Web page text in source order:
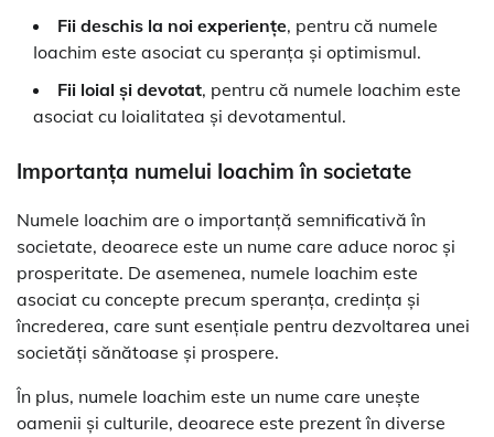
Fii deschis la noi experiențe, pentru că numele
Ioachim este asociat cu speranța și optimismul.
Fii loial și devotat, pentru că numele Ioachim este
asociat cu loialitatea și devotamentul.
Importanța numelui Ioachim în societate
Numele Ioachim are o importanță semnificativă în
societate, deoarece este un nume care aduce noroc și
prosperitate. De asemenea, numele Ioachim este
asociat cu concepte precum speranța, credința și
încrederea, care sunt esențiale pentru dezvoltarea unei
societăți sănătoase și prospere.
În plus, numele Ioachim este un nume care unește
oamenii și culturile, deoarece este prezent în diverse